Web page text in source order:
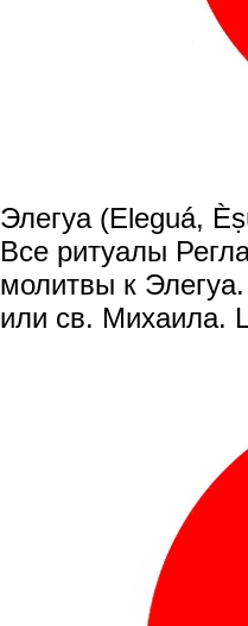
Элегуа (Eleguá,
Все ритуалы
молитвы к
или св. Михаила.